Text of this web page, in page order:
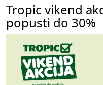
Tropic vikend
popusti do 30%